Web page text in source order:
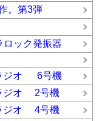
。第3弾
ック発振器
ジオ 6号機
ラジオ 2号機
ジオ 4号機